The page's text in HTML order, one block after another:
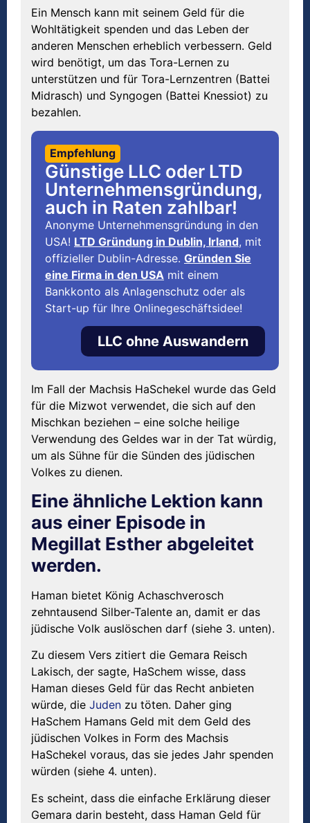
Ein Mensch kann mit seinem Geld für die
Wohltätigkeit spenden und das Leben der
anderen Menschen erheblich verbessern. Geld
wird benötigt, um das Tora-Lernen zu
unterstützen und für Tora-Lernzentren (Battei
Midrasch) und Syngogen (Battei Knessiot) zu
bezahlen.
Empfehlung
Günstige LLC oder LTD
Unternehmensgründung,
auch in Raten zahlbar!
Anonyme Unternehmensgründung in den
USA! LTD Gründung in Dublin, Irland, mit
offizieller Dublin-Adresse. Gründen Sie
eine Firma in den USA mit einem
Bankkonto als Anlagenschutz oder als
Start-up für Ihre Onlinegeschäftsidee!
LLC ohne Auswandern
Im Fall der Machsis HaSchekel wurde das Geld
für die Mizwot verwendet, die sich auf den
Mischkan beziehen – eine solche heilige
Verwendung des Geldes war in der Tat würdig,
um als Sühne für die Sünden des jüdischen
Volkes zu dienen.
Eine ähnliche Lektion kann
aus einer Episode in
Megillat Esther abgeleitet
werden.
Haman bietet König Achaschverosch
zehntausend Silber-Talente an, damit er das
jüdische Volk auslöschen darf (siehe 3. unten).
Zu diesem Vers zitiert die Gemara Reisch
Lakisch, der sagte, HaSchem wisse, dass
Haman dieses Geld für das Recht anbieten
würde, die Juden zu töten. Daher ging
HaSchem Hamans Geld mit dem Geld des
jüdischen Volkes in Form des Machsis
HaSchekel voraus, das sie jedes Jahr spenden
würden (siehe 4. unten).
Es scheint, dass die einfache Erklärung dieser
Gemara darin besteht, dass Haman Geld für